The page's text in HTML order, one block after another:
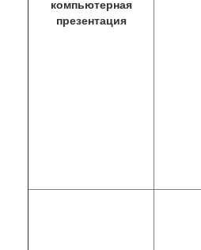
компьютерная
презентация